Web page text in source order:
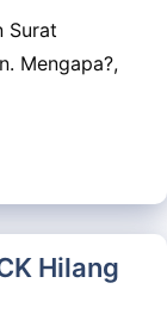
Surat
Mengapa?,
Hilang